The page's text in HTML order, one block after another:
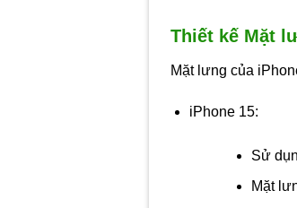
Thiết kế Mặt
Mặt lưng của
iPhone 15:
Sử
Mặt